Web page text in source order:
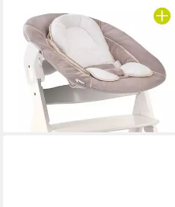
Hochstuhl Hauck Beta Plus
ab Geburt mit
179,90 € UVP 219,80 €
-18%
lieferbar - in 3-4 Werktagen bei dir